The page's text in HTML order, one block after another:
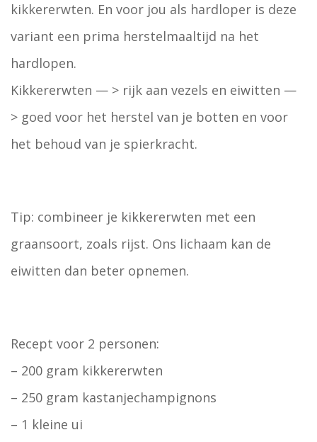
kikkererwten. En voor jou als hardloper is deze
variant een prima herstelmaaltijd na het
hardlopen.
Kikkererwten — > rijk aan vezels en eiwitten —
> goed voor het herstel van je botten en voor
het behoud van je spierkracht.
Tip: combineer je kikkererwten met een
graansoort, zoals rijst. Ons lichaam kan de
eiwitten dan beter opnemen.
Recept voor 2 personen:
– 200 gram kikkererwten
– 250 gram kastanjechampignons
– 1 kleine ui